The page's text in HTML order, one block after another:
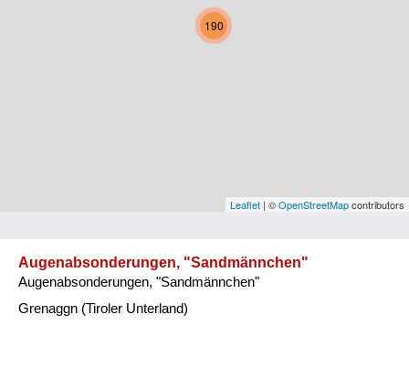
Niederösterreich
Oberösterreich
Vorarlberg
Kategorie
190
Leaflet | ©OpenStreetMapcontributors
Augenabsonderungen, "Sandmännchen"
Augenabsonderungen, "Sandmännchen"
Grenaggn (Tiroler Unterland)